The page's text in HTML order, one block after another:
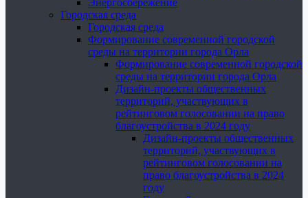
Энергосбережение
Городская среда
Городская среда
Формирование современной городской
среды на территории города Орла
Формирование современной городской
среды на территории города Орла
Дизайн-проекты общественных
территорий, участвующих в
рейтинговом голосовании на право
благоустройства в 2024 году
Дизайн-проекты общественных
территорий, участвующих в
рейтинговом голосовании на
право благоустройства в 2024
году